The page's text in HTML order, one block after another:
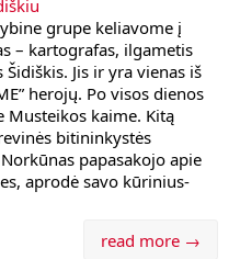
grupe keliavome į
– kartografas, ilgametis
Jis ir yra vienas iš
herojų. Po visos dienos
kaime. Kitą
bitininkystės
papasakojo apie
aprodė savo kūrinius-
read more →